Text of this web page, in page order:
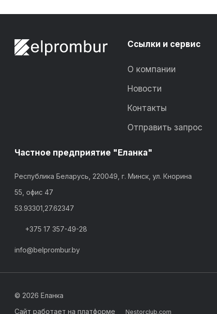
Ссылки и сервис
О компании
Новости
Контакты
Отправить запрос
Частное предприятие "Еланка"
Республика Беларусь, 220049, г. Минск, ул. Кнорина
55, офис 47
53.93301,27.62347
+375 17 357-49-28
info@belprombur.by
© 2026 Еланка
Сайт работает на платформе
Nestorclub.com